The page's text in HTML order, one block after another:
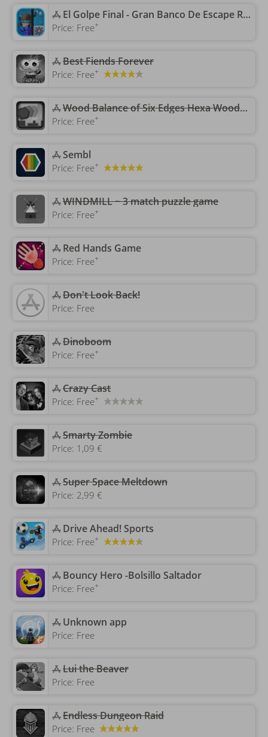
‎El Golpe Final - Gran Banco De Escape Robo
Price: Free+
‎Best Fiends Forever
Price: Free+
‎Wood Balance of Six Edges Hexa Wooden Cube Blocks
Price: Free+
‎Sembl
Price: Free+
WINDMILL ~ 3 match puzzle game
Price: Free+
‎Red Hands Game
Price: Free+
‎Don't Look Back!
Price: Free
Dinoboom
Price: Free+
Crazy Cast
Price: Free+
‎Smarty Zombie
Price: 1,09 €
Super Space Meltdown
Price: 2,99 €
‎Drive Ahead! Sports
Price: Free+
‎Bouncy Hero -Bolsillo Saltador
Price: Free+
Unknown app
Price: Free
Lui the Beaver
Price: Free
Endless Dungeon Raid
Price: Free